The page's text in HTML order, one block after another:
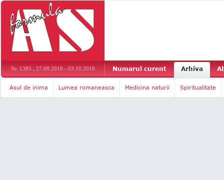
Nr. 1385 , 27.09.2019 - 03.10.2019 Numarul curent Arhiva
Asul de inima Lumea romaneasca Medicina naturii Spiritualitate